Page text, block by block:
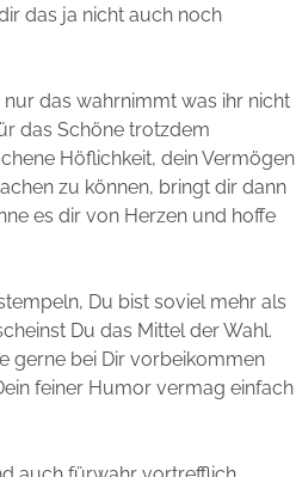
das ja nicht auch noch
das wahrnimmt was ihr nicht
das Schöne trotzdem
Höflichkeit, dein Vermögen
zu können, bringt dir dann
es dir von Herzen und hoffe
Du bist soviel mehr als
Du das Mittel der Wahl.
gerne bei Dir vorbeikommen
feiner Humor vermag einfach